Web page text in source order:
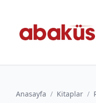
Anasayfa / Kitaplar /